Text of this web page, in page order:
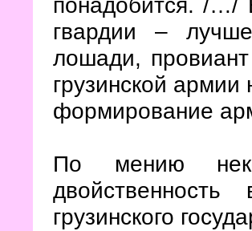
понадобится. /…/
гвардии –
лошади,
грузинской
формирование
По мению
грузинского